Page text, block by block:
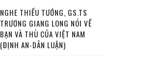
NGHE THIẾU TƯỚNG, GS.TS
TRƯƠNG GIANG LONG NÓI VỀ
BẠN VÀ THÙ CỦA VIỆT NAM
(ĐỊNH AN-DÂN LUẬN)